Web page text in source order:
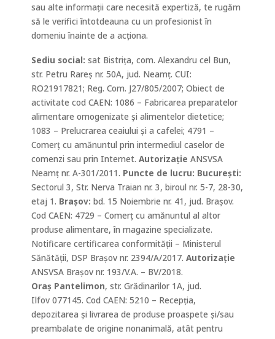
sau alte informații care necesită expertiză, te rugăm
să le verifici întotdeauna cu un profesionist în
domeniu înainte de a acționa.
Sediu social: sat Bistrița, com. Alexandru cel Bun,
str. Petru Rareș nr. 50A, jud. Neamț. CUI:
RO21917821; Reg. Com. J27/805/2007; Obiect de
activitate cod CAEN: 1086 – Fabricarea preparatelor
alimentare omogenizate și alimentelor dietetice;
1083 – Prelucrarea ceaiului și a cafelei; 4791 –
Comerţ cu amănuntul prin intermediul caselor de
comenzi sau prin Internet. Autorizație ANSVSA
Neamț nr. A-301/2011. Puncte de lucru: Bucureşti:
Sectorul 3, Str. Nerva Traian nr. 3, biroul nr. 5-7, 28-30,
etaj 1. Braşov: bd. 15 Noiembrie nr. 41, jud. Braşov.
Cod CAEN: 4729 – Comerț cu amănuntul al altor
produse alimentare, în magazine specializate.
Notificare certificarea conformității – Ministerul
Sănătății, DSP Brașov nr. 2394/A/2017. Autorizație
ANSVSA Brașov nr. 193/V.A. – BV/2018.
Oraș Pantelimon, str. Grădinarilor 1A, jud.
Ilfov 077145. Cod CAEN: 5210 – Recepția,
depozitarea și livrarea de produse proaspete și/sau
preambalate de origine nonanimală, atât pentru